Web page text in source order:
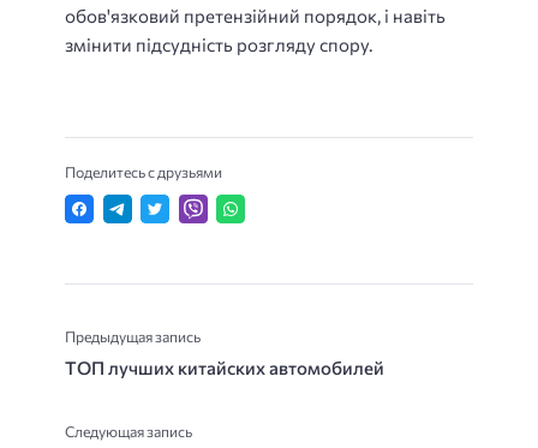
обов'язковий претензійний порядок, і навіть
змінити підсудність розгляду спору.
Поделитесь с друзьями
Предыдущая запись
ТОП лучших китайских автомобилей
Следующая запись